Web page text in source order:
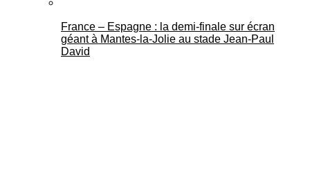
France – Espagne : la demi-finale sur écran
géant à Mantes-la-Jolie au stade Jean-Paul
David